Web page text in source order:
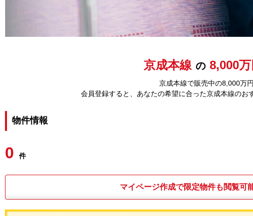
京成本線 の 8,000
京成本線で販売中の8,000万
会員登録すると、あなたの希望に合った京成本線のお
物件情報
0 件
マイページ作成で限定物件も閲覧可